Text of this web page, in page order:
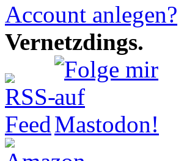
Account anlegen?
Vernetzdings.